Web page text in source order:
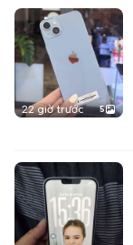
22 giờ trước 5